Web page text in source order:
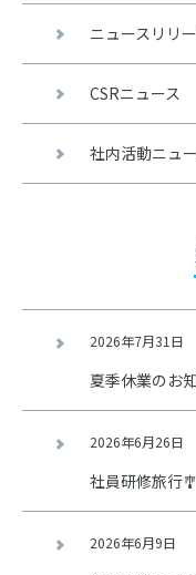
ニュースリリ
CSRニュース
社内活動ニュ
2026年7月31日
夏季休業のお
2026年6月26日
社員研修旅行🎐
2026年6月9日